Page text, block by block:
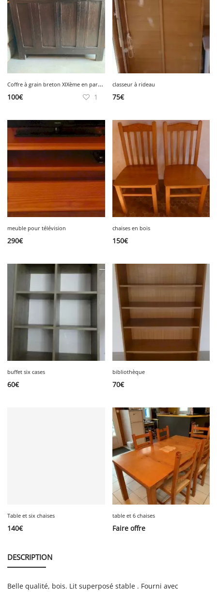
C
offre à grain breton XIXème en parfait état
100€ 1
classeur à rideau
75€
meuble pour télévision
290€
chaises en bois
150€
buffet six cases
60€
bibliothèque
70€
Table et six chaises
140€
table et 6 chaises
Faire offre
DESCRIPTION
Belle qualité, bois. Lit superposé stable . Fourni avec